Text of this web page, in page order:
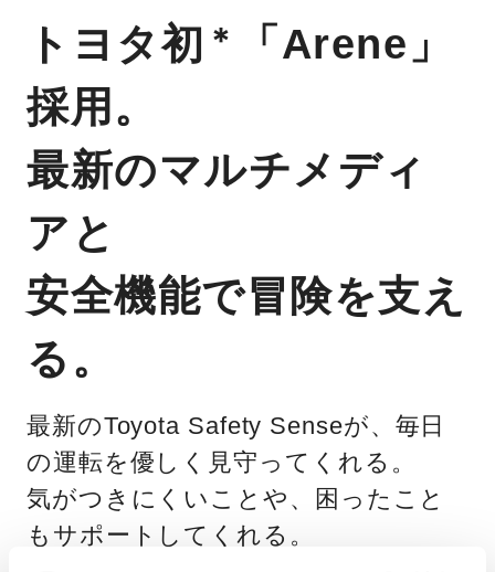
トヨタ初 ＊
「Arene」
採用。
最新のマルチメディ
アと
安全機能で冒険を支え
る。
最新のToyota Safety Senseが、毎日
の運転を優しく見守ってくれる。
気がつきにくいことや、困ったこと
もサポートしてくれる。